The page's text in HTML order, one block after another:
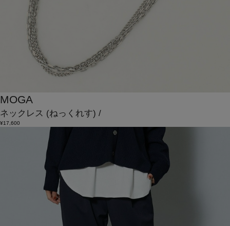
MOGA
ネックレス (ねっくれす) /
¥17,600